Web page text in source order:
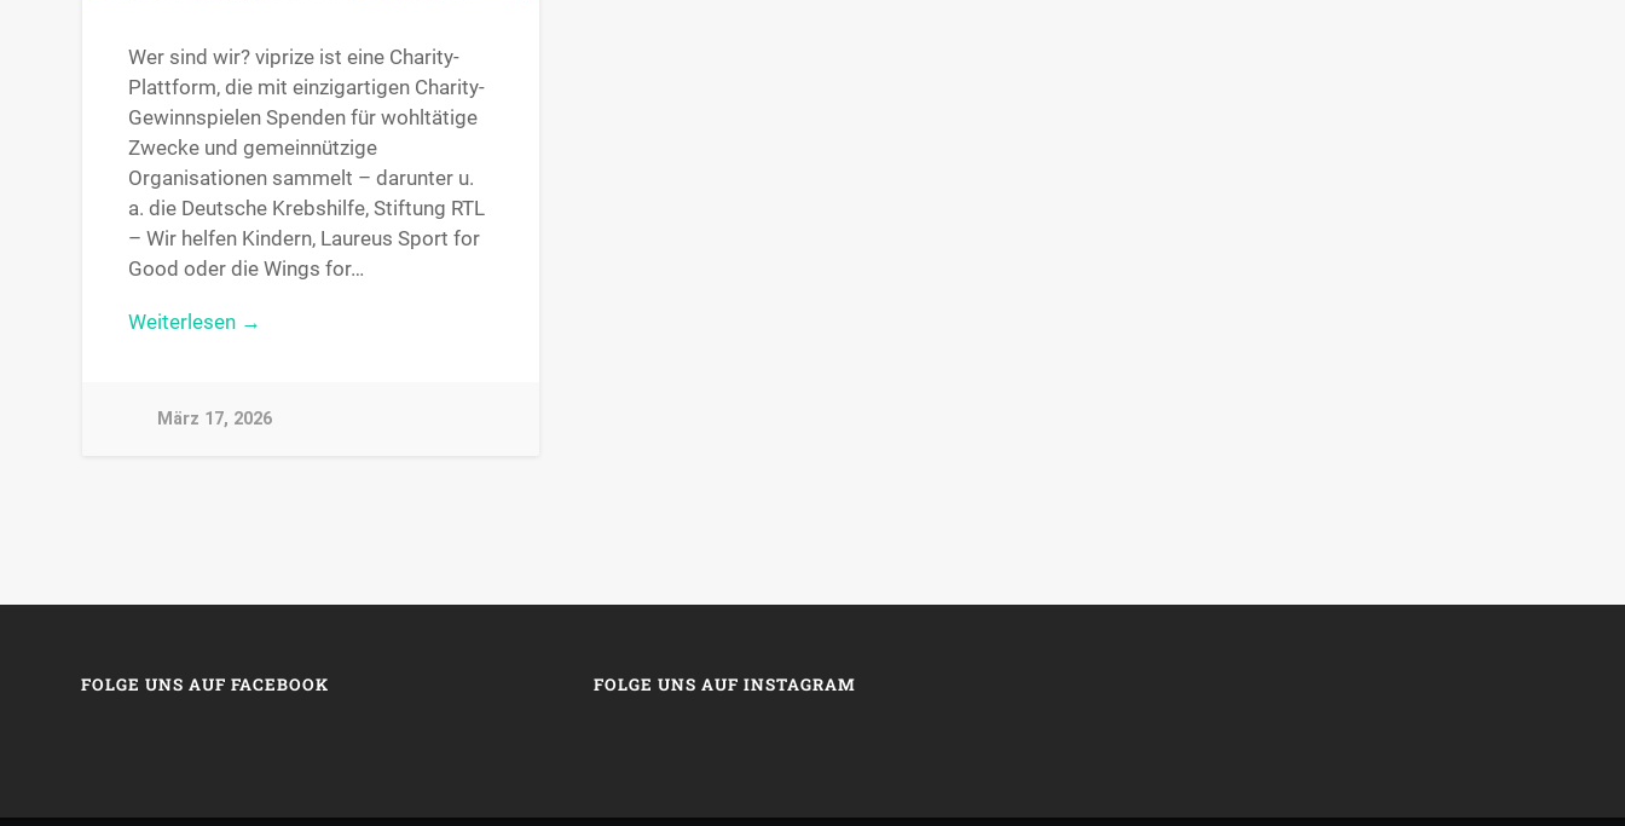
Wer sind wir? viprize ist eine Charity-
Plattform, die mit einzigartigen Charity-
Gewinnspielen Spenden für wohltätige
Zwecke und gemeinnützige
Organisationen sammelt – darunter u.
a. die Deutsche Krebshilfe, Stiftung RTL
– Wir helfen Kindern, Laureus Sport for
Good oder die Wings for…
Weiterlesen →
März 17, 2026
FOLGE UNS AUF FACEBOOK FOLGE UNS AUF INSTAGRAM